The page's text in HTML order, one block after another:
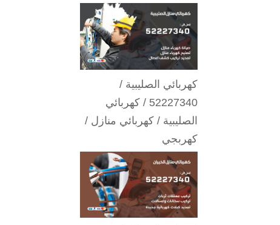
كهربائي الصليبية /
52227340 / كهربائي
الصليبية / كهربائي منازل /
كهربجي